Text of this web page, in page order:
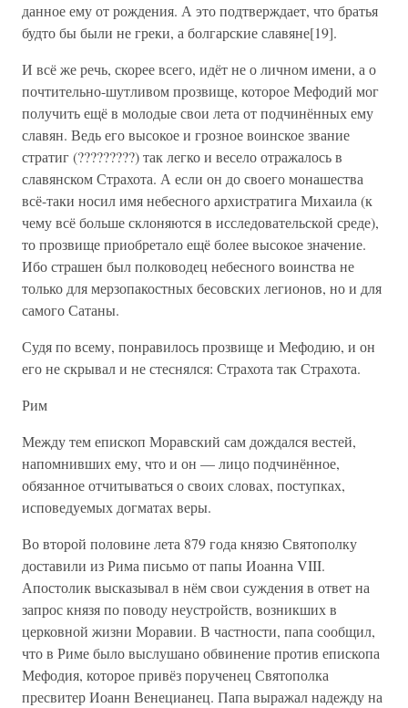
данное ему от рождения. А это подтверждает, что братья
будто бы были не греки, а болгарские славяне[19].
И всё же речь, скорее всего, идёт не о личном имени, а о
почтительно-шутливом прозвище, которое Мефодий мог
получить ещё в молодые свои лета от подчинённых ему
славян. Ведь его высокое и грозное воинское звание
стратиг (?????????) так легко и весело отражалось в
славянском Страхота. А если он до своего монашества
всё-таки носил имя небесного архистратига Михаила (к
чему всё больше склоняются в исследовательской среде),
то прозвище приобретало ещё более высокое значение.
Ибо страшен был полководец небесного воинства не
только для мерзопакостных бесовских легионов, но и для
самого Сатаны.
Судя по всему, понравилось прозвище и Мефодию, и он
его не скрывал и не стеснялся: Страхота так Страхота.
Рим
Между тем епископ Моравский сам дождался вестей,
напомнивших ему, что и он — лицо подчинённое,
обязанное отчитываться о своих словах, поступках,
исповедуемых догматах веры.
Во второй половине лета 879 года князю Святополку
доставили из Рима письмо от папы Иоанна VIII.
Апостолик высказывал в нём свои суждения в ответ на
запрос князя по поводу неустройств, возникших в
церковной жизни Моравии. В частности, папа сообщил,
что в Риме было выслушано обвинение против епископа
Мефодия, которое привёз порученец Святополка
пресвитер Иоанн Венецианец. Папа выражал надежду на